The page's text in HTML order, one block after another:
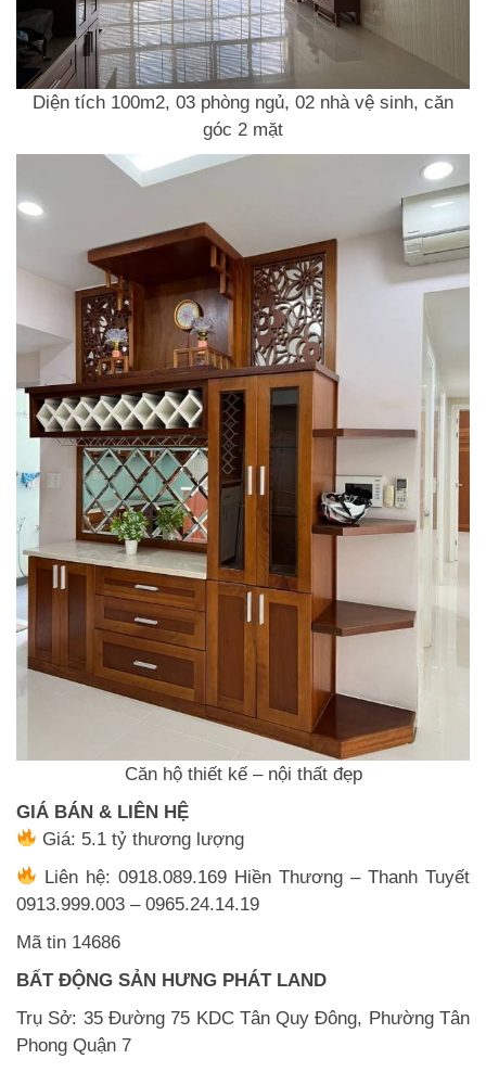
Diện tích 100m2, 03 phòng ngủ, 02 nhà vệ sinh, căn
góc 2 mặt
Căn hộ thiết kế – nội thất đẹp
GIÁ BÁN & LIÊN HỆ
Giá: 5.1 tỷ thương lượng
Liên hệ: 0918.089.169 Hiền Thương – Thanh Tuyết
0913.999.003 – 0965.24.14.19
Mã tin 14686
BẤT ĐỘNG SẢN HƯNG PHÁT LAND
Trụ Sở: 35 Đường 75 KDC Tân Quy Đông, Phường Tân
Phong Quận 7